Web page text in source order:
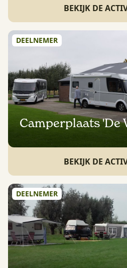
BEKIJK DE
DEELNEMER
Camperplaats 'De
BEKIJK DE
DEELNEMER